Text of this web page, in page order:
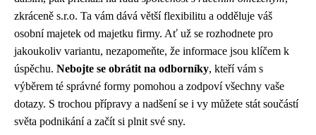
zkráceně s.r.o. Ta vám dává větší flexibilitu a odděluje váš
osobní majetek od majetku firmy. Ať už se rozhodnete pro
jakoukoliv variantu, nezapomeňte, že informace jsou klíčem k
úspěchu. Nebojte se obrátit na odborníky, kteří vám s
výběrem té správné formy pomohou a zodpoví všechny vaše
dotazy. S trochou přípravy a nadšení se i vy můžete stát součástí
světa podnikání a začít si plnit své sny.